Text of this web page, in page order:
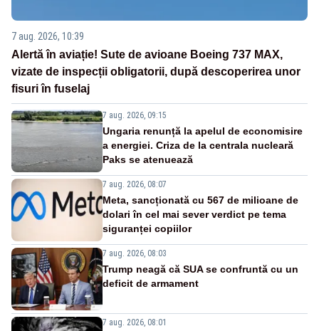
7 aug. 2026, 10:39
Alertă în aviație! Sute de avioane Boeing 737 MAX,
vizate de inspecții obligatorii, după descoperirea unor
fisuri în fuselaj
7 aug. 2026, 09:15
Ungaria renunță la apelul de economisire
a energiei. Criza de la centrala nucleară
Paks se atenuează
7 aug. 2026, 08:07
Meta, sancționată cu 567 de milioane de
dolari în cel mai sever verdict pe tema
siguranței copiilor
7 aug. 2026, 08:03
Trump neagă că SUA se confruntă cu un
deficit de armament
7 aug. 2026, 08:01